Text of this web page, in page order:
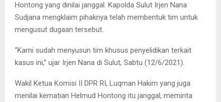
Hontong yang dinilai janggal. Kapolda Sulut Irjen Nana
Sudjana mengklaim pihaknya telah membentuk tim untuk
mengusut dugaan tersebut.
“Kami sudah menyusun tim khusus penyelidikan terkait
kasus ini,” ujar Irjen Nana di Sulut, Sabtu (12/6/2021).
Wakil Ketua Komisi II DPR RI, Luqman Hakim yang juga
menilai kematian Helmud Hontong itu janggal, meminta